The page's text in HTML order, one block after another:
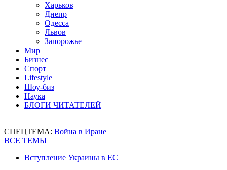
Харьков
Днепр
Одесса
Львов
Запорожье
Мир
Бизнес
Спорт
Lifestyle
Шоу-биз
Наука
БЛОГИ ЧИТАТЕЛЕЙ
СПЕЦТЕМА: Война в Иране
ВСЕ ТЕМЫ
Вступление Украины в ЕС